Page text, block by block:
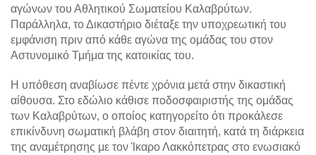
αγώνων του Αθλητικού Σωματείου Καλαβρύτων.
Παράλληλα, το Δικαστήριο διέταξε την υποχρεωτική του
εμφάνιση πριν από κάθε αγώνα της ομάδας του στον
Αστυνομικό Τμήμα της κατοικίας του.
Η υπόθεση αναβίωσε πέντε χρόνια μετά στην δικαστική
αίθουσα. Στο εδώλιο κάθισε ποδοσφαιριστής της ομάδας
των Καλαβρύτων, ο οποίος κατηγορείτο ότι προκάλεσε
επικίνδυνη σωματική βλάβη στον διαιτητή, κατά τη διάρκεια
της αναμέτρησης με τον Ίκαρο Λακκόπετρας στο ενωσιακό